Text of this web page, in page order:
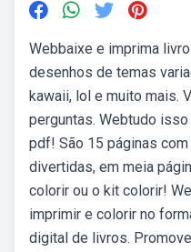
Webbaixe e imprima
desenhos de temas
kawaii, lol e muito mais.
perguntas. Webtudo
pdf! São 15 páginas
divertidas, em meia
colorir ou o kit colorir!
imprimir e colorir no
digital de livros.